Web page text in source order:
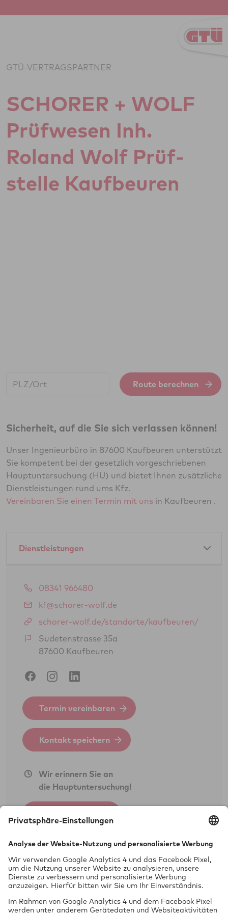
GTÜ-VERTRAGSPARTNER
SCHORER + WOLF
Prüf­we­sen Inh.
Roland Wolf Prüf­
stelle Kauf­be­u­ren
Route berechnen
Sicherheit, auf die Sie sich verlassen können!
Unser Ingenieurbüro in 87600 Kaufbeuren unterstützt
Sie kompetent bei der gesetzlich vorgeschriebenen
Hauptuntersuchung (HU) und bietet Ihnen zusätzliche
Dienstleistungen rund ums Kfz.
Vereinbaren Sie einen Termin mit uns in Kaufbeuren .
Dienstleistungen
Amtliche Dienstleistungen als GTÜ-Partner:
Hauptuntersuchung Pkw
Abgasuntersuchung
Änderungsabnahme gem. § 19 (3) StVZO
Oldtimerbegutachtung gem. § 23 StVZO
Gasprüfung Fahrzeugantrieb (GSP/GAP)
Feinstaubplaketten (Schadstoffplaketten)
Sicherheitsprüfung (SP)
BOKraft-Prüfung (Personenbeförderung)
GGVSEB-/ADR-/RID-Prüfung
Periodische Technische Untersuchung
2014/45/EU
Dienstleistungen als Unterschriftsberechtigte
Einzelabnahme gem. § 21 StVZO/§ 19 (2)
StVZO
Einzelbegutachtung Neufahrzeug (Art. 45/
08341 966480
kf@schorer-wolf.de
schorer-wolf.de/standorte/kaufbeuren/
Sudetenstrasse 35a
87600 Kaufbeuren
Termin vereinbaren
Kontakt speichern
Wir erinnern Sie an
die Hauptuntersuchung!
Prüfung
vor Ort